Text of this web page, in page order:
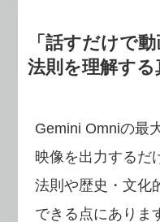
「話すだけで
法則を理解す
Gemini Omniの最
映像を出力するだ
法則や歴史・文化
できる点にありま